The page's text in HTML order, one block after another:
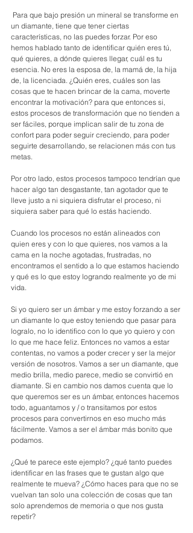
un diamante, tiene que tener ciertas
características, no las puedes forzar. Por eso
hemos hablado tanto de identificar quién eres tú,
qué quieres, a dónde quieres llegar, cuál es tu
esencia. No eres la esposa de, la mamá de, la hija
de, la licenciada. ¿Quién eres, cuáles son las
cosas que te hacen brincar de la cama, moverte
encontrar la motivación? para que entonces si,
estos procesos de transformación que no tienden a
ser fáciles, porque implican salir de tu zona de
confort para poder seguir creciendo, para poder
seguirte desarrollando, se relacionen más con tus
metas.
Por otro lado, estos procesos tampoco tendrían que
hacer algo tan desgastante, tan agotador que te
lleve justo a ni siquiera disfrutar el proceso, ni
siquiera saber para qué lo estás haciendo.
Cuando los procesos no están alineados con
quien eres y con lo que quieres, nos vamos a la
cama en la noche agotadas, frustradas, no
encontramos el sentido a lo que estamos haciendo
y qué es lo que estoy logrando realmente yo de mi
vida.
Si yo quiero ser un ámbar y me estoy forzando a ser
un diamante lo que estoy teniendo que pasar para
logralo, no lo identifico con lo que yo quiero y con
lo que me hace feliz. Entonces no vamos a estar
contentas, no vamos a poder crecer y ser la mejor
versión de nosotros. Vamos a ser un diamante, que
medio brilla, medio parece, medio se convirtió en
diamante. Si en cambio nos damos cuenta que lo
que queremos ser es un ámbar, entonces hacemos
todo, aguantamos y / o transitamos por estos
procesos para convertirnos en eso mucho más
fácilmente. Vamos a ser el ámbar más bonito que
podamos.
¿Qué te parece este ejemplo? ¿qué tanto puedes
identificar en las frases que te gustan algo que
realmente te mueva? ¿Cómo haces para que no se
vuelvan tan solo una colección de cosas que tan
solo aprendemos de memoria o que nos gusta
repetir?